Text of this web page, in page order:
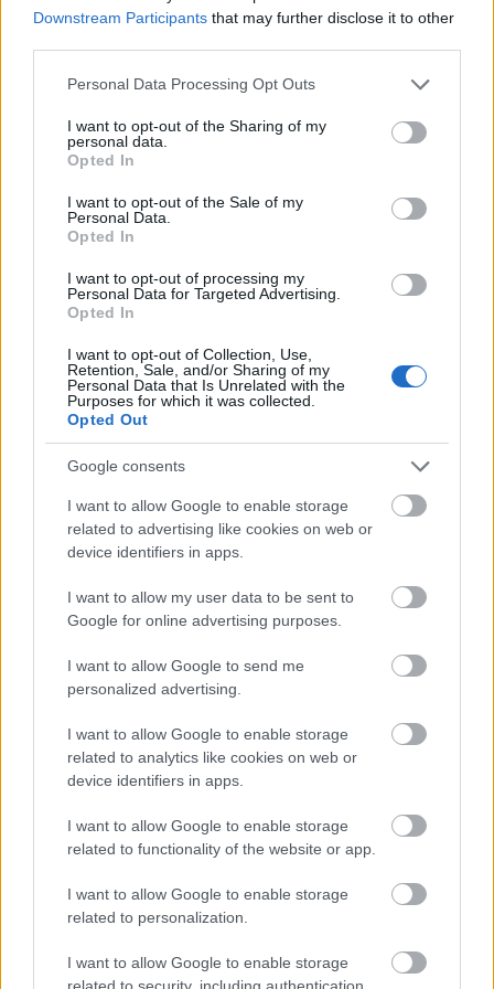
Downstream Participants that may further disclose it to other
Please note that this website/app uses one or more Google
not limited to your visit or usage behaviour. You may click to
grant or deny consent to Google and its third-party tags to
use your data for below specified purposes in below Google
consent section.
Personal Data Processing Opt Outs
I want to opt-out of the Sharing of my
personal data.
Opted In
I want to opt-out of the Sale of my
Personal Data.
Opted In
I want to opt-out of processing my
Personal Data for Targeted Advertising.
Opted In
I want to opt-out of Collection, Use,
Retention, Sale, and/or Sharing of my
Personal Data that Is Unrelated with the
Purposes for which it was collected.
Opted Out
Google consents
I want to allow Google to enable storage
related to advertising like cookies on web or
device identifiers in apps.
I want to allow my user data to be sent to
Google for online advertising purposes.
I want to allow Google to send me
personalized advertising.
I want to allow Google to enable storage
related to analytics like cookies on web or
device identifiers in apps.
I want to allow Google to enable storage
related to functionality of the website or app.
I want to allow Google to enable storage
related to personalization.
I want to allow Google to enable storage
related to security, including authentication
Marte Olsbu Røiseland (Froland IL)
Ingrid Landmark Tandrevold (Fossum IF)
MENN
Erlend Øvereng Bjøntegaard (IL Beveren)
Johannes Thingnes Bø (Markane IL)
Tarjei Bø (Markane IL)
Vetle Sjåstad Christiansen (Geilo IL)
Johannes Dale (Fet Skiklubb)
Sturla Holm Lægreid (Bærums Skiklubb)
Program Hochfilzen 17. til 20. desember 2020
Meld deg på vårt nyhetsbrev